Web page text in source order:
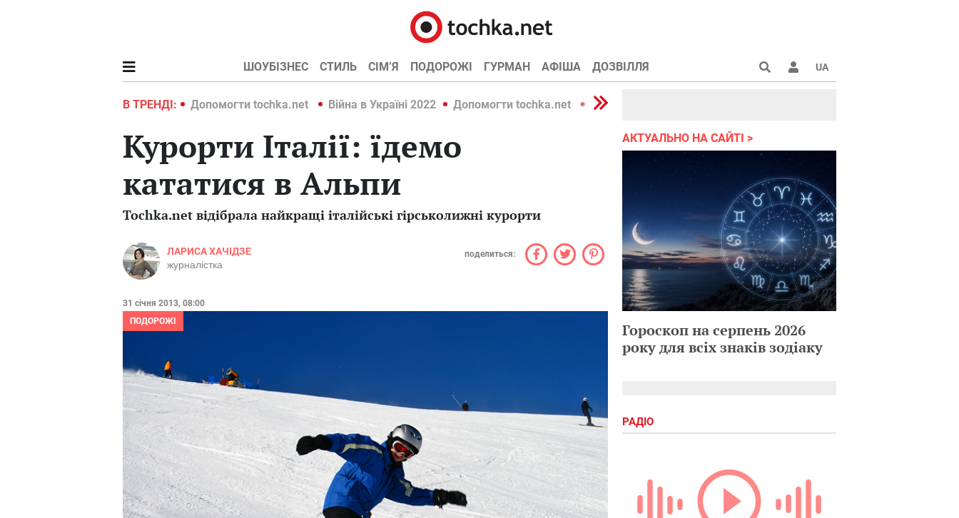
ШОУБІЗНЕС СТИЛЬ СІМ’Я ПОДОРОЖІ ГУРМАН АФІША ДОЗВІЛЛЯ UA
В ТРЕНДІ:
Війна в Україні 2022 Допомогти tochka.net Війна в Україні 2022 Допомогти tochka.net Війна в Україні 2022
Курорти Італії: їдемо
кататися в Альпи
Tochka.net відібрала найкращі італійські гірськолижні курорти
ЛАРИСА ХАЧІДЗЕ
журналістка
поделиться:
31 січня 2013, 08:00
ПОДОРОЖІ
АКТУАЛЬНО НА САЙТІ
Гороскоп на серпень 2026
року для всіх знаків зодіаку
РАДІО